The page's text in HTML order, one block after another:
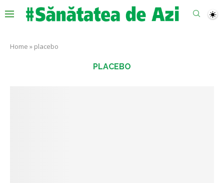
Home » placebo
PLACEBO